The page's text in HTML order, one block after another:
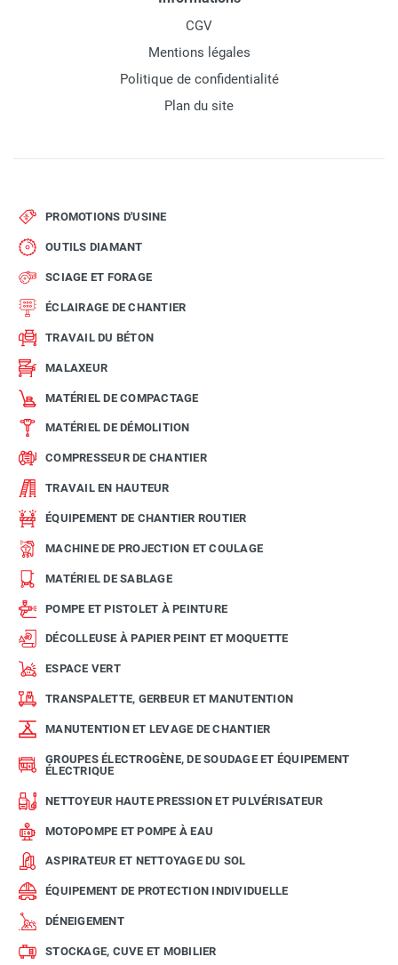
CGV
Mentions légales
Politique de confidentialité
Plan du site
PROMOTIONS D'USINE
OUTILS DIAMANT
SCIAGE ET FORAGE
ÉCLAIRAGE DE CHANTIER
TRAVAIL DU BÉTON
MALAXEUR
MATÉRIEL DE COMPACTAGE
MATÉRIEL DE DÉMOLITION
COMPRESSEUR DE CHANTIER
TRAVAIL EN HAUTEUR
ÉQUIPEMENT DE CHANTIER ROUTIER
MACHINE DE PROJECTION ET COULAGE
MATÉRIEL DE SABLAGE
POMPE ET PISTOLET À PEINTURE
DÉCOLLEUSE À PAPIER PEINT ET MOQUETTE
ESPACE VERT
TRANSPALETTE, GERBEUR ET MANUTENTION
MANUTENTION ET LEVAGE DE CHANTIER
GROUPES ÉLECTROGÈNE, DE SOUDAGE ET ÉQUIPEMENT
ÉLECTRIQUE
NETTOYEUR HAUTE PRESSION ET PULVÉRISATEUR
MOTOPOMPE ET POMPE À EAU
ASPIRATEUR ET NETTOYAGE DU SOL
ÉQUIPEMENT DE PROTECTION INDIVIDUELLE
DÉNEIGEMENT
STOCKAGE, CUVE ET MOBILIER